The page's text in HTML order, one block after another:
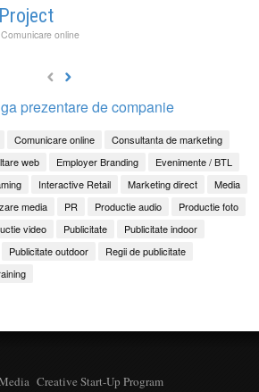
Comunicare online
prezentare de companie
Comunicare online
Consultanta de marketing
web Employer Branding
Evenimente / BTL
Interactive Retail Marketing direct
Media
media PR Productie audio
Productie foto
video Publicitate
Publicitate indoor
Publicitate outdoor
Regii de publicitate
Creative Start-Up Program